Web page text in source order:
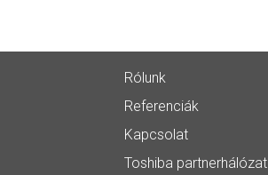
Rólunk
Referenciák
Kapcsolat
Toshiba partnerhálózat